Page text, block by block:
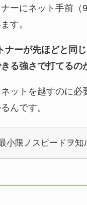
ーにネット手前（
す。
ナーが先ほどと同
る強さで打てるの
ットを越すのに必
んです。
小限ノスピードヲ知